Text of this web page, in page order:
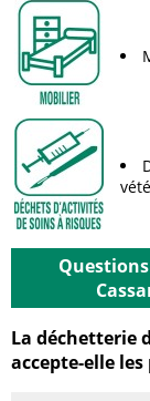
La déchetterie
accepte-elle